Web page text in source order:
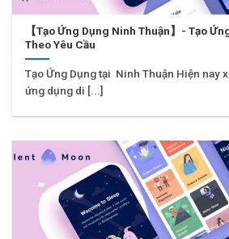
【Tạo Ứng Dụng Ninh Thuận】- Tạo
Theo Yêu Cầu
Tạo Ứng Dụng tại Ninh Thuận Hiện nay
ứng dụng di [...]